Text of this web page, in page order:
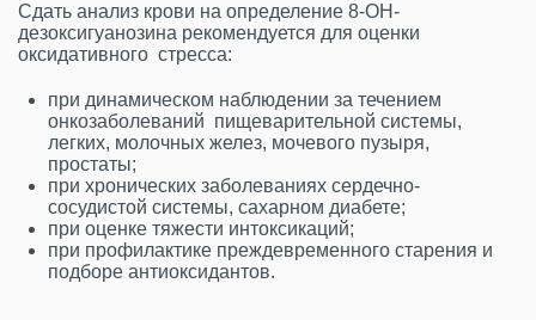
Сдать анализ крови на определение 8-ОН-
дезоксигуанозина рекомендуется для оценки
оксидативного стресса:
при динамическом наблюдении за течением
онкозаболеваний пищеварительной системы,
легких, молочных желез, мочевого пузыря,
простаты;
при хронических заболеваниях сердечно-
сосудистой системы, сахарном диабете;
при оценке тяжести интоксикаций;
при профилактике преждевременного старения и
подборе антиоксидантов.